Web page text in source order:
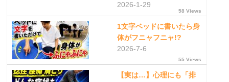
2026-1-29
58 Views
1文字ベッドに書いたら身
体がフニャフニャ!?
2026-7-6
55 Views
【実は…】心理にも「排